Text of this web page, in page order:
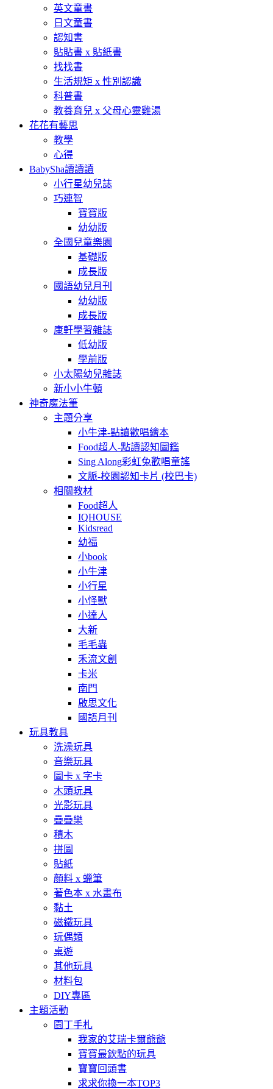
英文童書
日文童書
認知書
貼貼書 x 貼紙書
找找書
生活規矩 x 性別認識
科普書
教養育兒 x 父母心靈雞湯
花花有藝思
教學
心得
BabySha讀讀讀
小行星幼兒誌
巧連智
寶寶版
幼幼版
全國兒童樂園
基礎版
成長版
國語幼兒月刊
幼幼版
成長版
康軒學習雜誌
低幼版
學前版
小太陽幼兒雜誌
新小小牛頓
神奇魔法筆
主題分享
小牛津-點讀歡唱繪本
Food超人-點讀認知圖鑑
Sing Along彩虹兔歡唱童謠
文脈-校園認知卡片 (校巴卡)
相關教材
Food超人
IQHOUSE
Kidsread
幼福
小book
小牛津
小行星
小怪獸
小達人
大新
毛毛蟲
禾流文創
卡米
南門
啟思文化
國語月刊
玩具教具
洗澡玩具
音樂玩具
圖卡 x 字卡
木頭玩具
光影玩具
疊疊樂
積木
拼圖
貼紙
顏料 x 蠟筆
著色本 x 水畫布
黏土
磁鐵玩具
玩偶類
桌遊
其他玩具
材料包
DIY專區
主題活動
園丁手札
我家的艾瑞卡爾爺爺
寶寶最欽點的玩具
寶寶回頭書
求求你換一本TOP3